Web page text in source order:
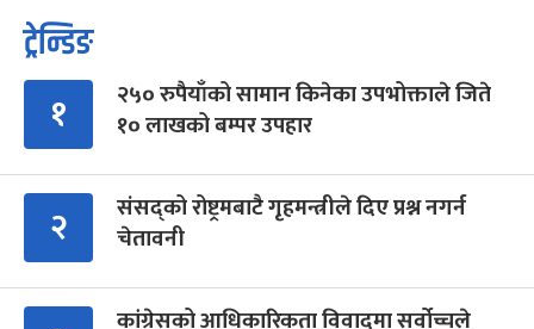
ट्रेन्डिङ
१
२५० रुपैयाँको सामान किनेका उपभोक्ताले जिते
१० लाखको बम्पर उपहार
२
संसद्को रोष्ट्रमबाटै गृहमन्त्रीले दिए प्रश्न नगर्न
चेतावनी
कांग्रेसको आधिकारिकता विवादमा सर्वोच्चले